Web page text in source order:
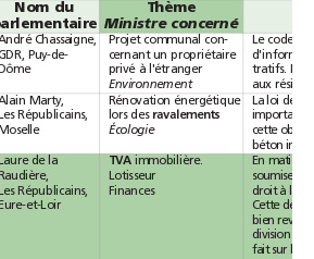
Nom
du
parlementaire
Thème
Ministre concerné
André Chassaigne,
GDR,
Puy-de-
Dôme
Projet con-
cernant un
propriétaire
privé à l'étranger
Environnement
Le code
tratifs.
aux
Alain
Marty,
Les
Républicains,
Moselle
Rénovation
énergétique
lors
des ravalements
Écologie
La loi
de
cette
béton
Laure de la
Raudière,
Les
Républicains,
Eure-et-Loir
TVA immobilière.
Lotisseur
Finances
En
soumise
droità
Cette
bien
division
fait
sur